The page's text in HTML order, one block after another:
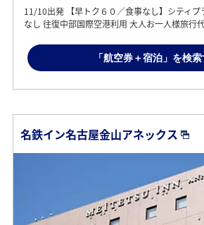
11/10出発 【早トク６０／食事なし】シティプ
なし 往復中部国際空港利用 大人お一人様旅行
「航空券＋宿泊」を検
名鉄イン名古屋金山アネックス